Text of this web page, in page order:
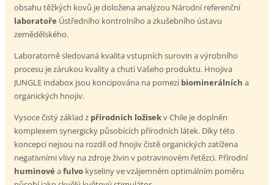
obsahu těžkých kovů je doložena analýzou Národní referenční
laboratoře Ústředního kontrolního a zkušebního ústavu
zemědělského.
Laboratorně sledovaná kvalita vstupních surovin a výrobního
procesu je zárukou kvality a chuti Vašeho produktu. Hnojiva
JUNGLE indabox jsou koncipována na pomezíbiominerálních a
organických hnojiv.
Vysoce čistý základ z přírodních ložisekv Chile je doplněn
komplexem synergicky působících přírodních látek. Díky této
koncepci nejsou na rozdíl od hnojiv čistě organických zatížena
negativními vlivy na zdroje živin v potravinovém řetězci. Přírodní
huminové afulvo kyseliny ve vzájemném optimálním poměru